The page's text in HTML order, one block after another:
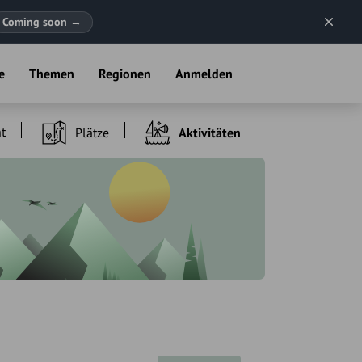
Coming soon →
Themen Regionen Anmelden
Plätze Aktivitäten